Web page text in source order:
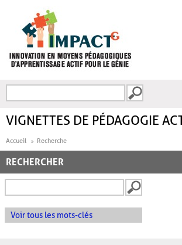
FORMULAIRE DE
VIGNETTES DE PÉDAGOGIE
Accueil Recherche
RECHERCHER
Voir tous les mots-clés